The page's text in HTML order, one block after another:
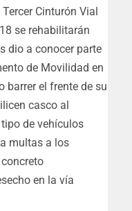
Cinturón Vial
se rehabilitarán
dio a conocer parte
de Movilidad en
barrer el frente de su
casco al
de vehículos
multas a los
en la vía